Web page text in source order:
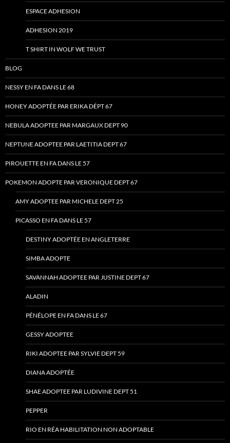
ESPACE ADHESION
ADHESION 2019
T SHIRT IN WOLF WE TRUST
BLOG
NESSY EN FA DANS LE 68
HONEY ADOPTÉE PAR ERIKA DÉPT 67
NEBULA ADOPTEE PAR MARGAUX DEPT 90
NEPTUNE ADOPTEE PAR LAETITIA DEPT 67
PIROUETTE EN FA DANS LE 57
POKEMON ADOPTE PAR VERONIQUE DEPT 67
AMY ADOPTEE PAR MICHELE DEPT 25
PICASSO EN FA DANS LE 57
DESTINY ADOPTÉE EN ANGLETERRE
SIMBA ADOPTE
SAVANNAH ADOPTEE PAR JUSTINE DEPT 67
ALADIN
PÉNÉLOPE EN FA DANS LE 67
GESSY ADOPTEE
RIKI ADOPTEE PAR SYLVIE DEPT 59
DIANA ADOPTÉE
SHAE ADOPTEE PAR LUDIVINE DEPT 51
PEPPER
RIO EN RÉA HABILITATION NON ADOPTABLE